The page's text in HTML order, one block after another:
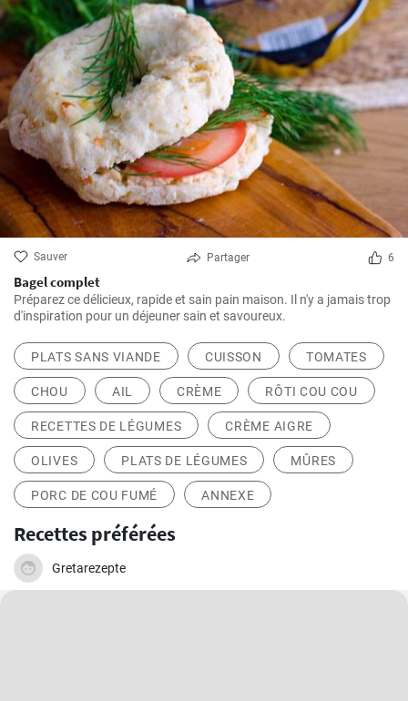
Sauver Partager 6
Bagel complet
Préparez ce délicieux, rapide et sain pain maison. Il n'y a jamais trop
d'inspiration pour un déjeuner sain et savoureux.
PLATS SANS VIANDE CUISSON TOMATES
CHOU AIL CRÈME RÔTI COU COU
RECETTES DE LÉGUMES CRÈME AIGRE
OLIVES PLATS DE LÉGUMES MÛRES
PORC DE COU FUMÉ ANNEXE
Recettes préférées
Gretarezepte